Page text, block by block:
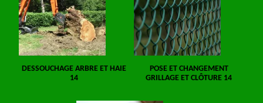
DESSOUCHAGE ARBRE ET HAIE
14
POSE ET CHANGEMENT
GRILLAGE ET CLÔTURE 14